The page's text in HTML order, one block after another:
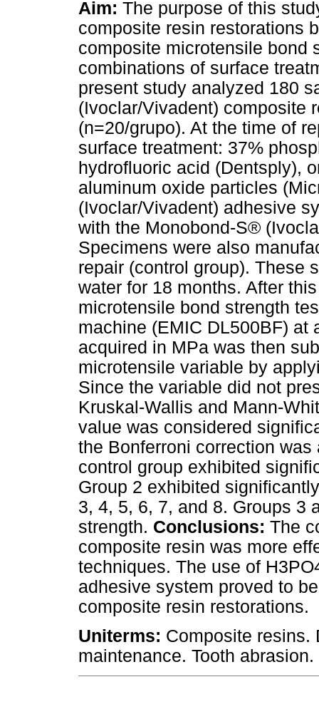
Aim: The purpose of this
composite resin restorations
composite microtensile bond
combinations of surface
present study analyzed 180
(Ivoclar/Vivadent) composite
(n=20/grupo). At the time of
surface treatment: 37%
hydrofluoric acid (Dentsply),
aluminum oxide particles
(Ivoclar/Vivadent) adhesive
with the Monobond-S®
Specimens were also
repair (control group). These
water for 18 months. After
microtensile bond strength
machine (EMIC DL500BF) at
acquired in MPa was then
microtensile variable by
Since the variable did not
Kruskal-Wallis and Mann-
value was considered
the Bonferroni correction
control group exhibited
Group 2 exhibited
3, 4, 5, 6, 7, and 8. Groups 3
strength. Conclusions: The
composite resin was more
techniques. The use of
adhesive system proved to
composite resin restorations.
Uniterms: Composite resins.
maintenance. Tooth